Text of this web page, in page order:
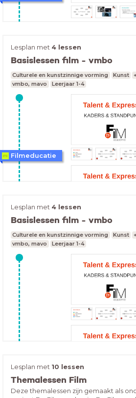
Lesplan met 4 lessen
Basislessen film - vmbo
Culturele en kunstzinnige vorming Kunst
vmbo, mavo
Leerjaar 1-4
Filmeducatie
Lesplan met 4 lessen
Basislessen film - vmbo
Culturele en kunstzinnige vorming Kunst
vmbo, mavo
Leerjaar 1-4
Lesplan met 10 lessen
Themalessen Film
Deze themalessen zijn gemaakt als